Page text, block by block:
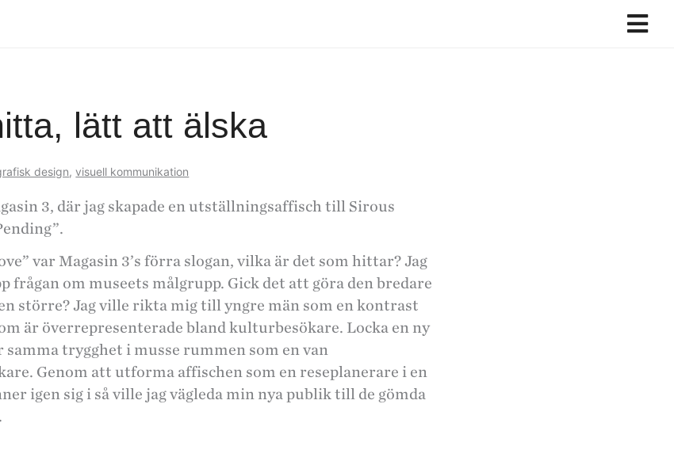
lätt att älska
design,visuell kommunikation
3, där jag skapade en utställningsaffisch till Sirous
var Magasin 3’s förra slogan, vilka är det som hittar? Jag
frågan om museets målgrupp. Gick det att göra den bredare
större? Jag ville rikta mig till yngre män som en kontrast
är överrepresenterade bland kulturbesökare. Locka en ny
trygghet i musse rummen som en van
Genom att utforma affischen som en reseplanerare i en
igen sig i så ville jag vägleda min nya publik till de gömda